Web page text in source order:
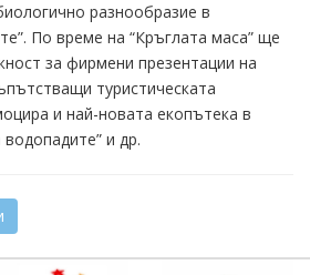
разнообразие в
По време на “Кръглата маса” ще
за фирмени презентации на
туристическата
и най-новата екопътека в
и др.